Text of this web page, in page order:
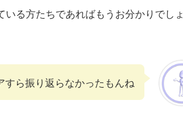
る方たちであればもうお分かりでしょ
すら振り返らなかったもんね